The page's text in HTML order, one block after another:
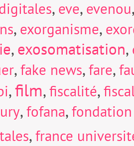
, eve, evenou
, exorganisme,
,exosomatisation,
,fake news,fare,
,film,fiscalité,
,fofana,
,france